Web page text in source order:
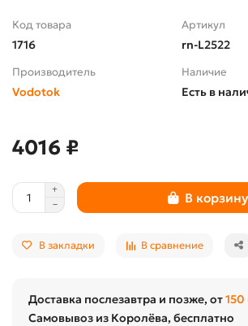
Код товара
1716
Артикул
rn-L2522
Производитель
Vodotok
Наличие
Есть в
4016 ₽
В корзину
В закладки В сравнение
Доставка послезавтра и позже, от150
Самовывоз из Королёва, бесплатно